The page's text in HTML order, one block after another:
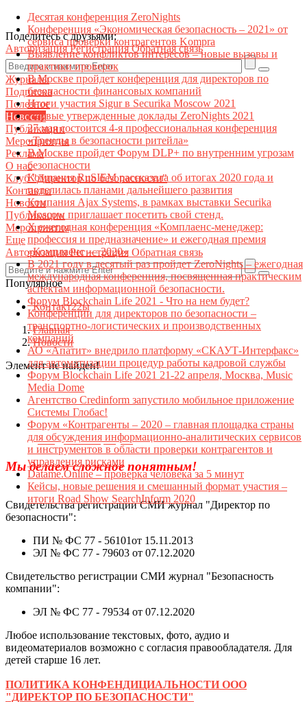
Поделитесь с друзьями:
АвторизацияРегистрацияОбратная связь
Журналы
Подписка
Полезное
Новости
Публикации
Мероприятия
Реклама
О нас
Клуб "Директор по безопасности"
Контакты
Новости
Публикации
Мероприятия
Еще
АвторизацияРегистрация Обратная связь
Популярное
Десятая конференция ZeroNights
Конференция «Экономическая безопасность – 2021» от
сервиса проверки контрагентов Kompra
Выявление конфликтов интересов – новые вызовы и
практики проверок
В Москве пройдет конференция для директоров по
безопасности финансовых компаний
Итоги участия Sigur в Securika Moscow 2021
Первые утвержденные доклады ZeroNights 2021
27 мая состоится 4-я профессиональная конференция
«Тренды в безопасности ритейла»
В Москве пройдет Форум DLP+ по внутренним угрозам
безопасности
Компания RuSIEM рассказала об итогах 2020 года и
поделилась планами дальнейшего развития
Компания Ajax Systems, в рамках выставки Securika
Moscow приглашает посетить свой стенд.
X ежегодная конференция «Комплаенс-менеджер:
профессия и предназначение» и ежегодная премия
«Комплаенс — 2020»
В 2021 году в десятый раз пройдет ZeroNights – ежегодная
международная конференция, посвященная практическим
аспектам информационной безопасности.
Форум Blockchain Life 2021 - Что на нем будет?
Конференции для директоров по безопасности –
транспортно-логистических и производственных
компаний
АО «Апатит» внедрило платформу «СКАУТ-Интерфакс»
для автоматизации процедур работы кадровой службы
Форум Blockchain Life 2021 21-22 апреля, Москва, Music
Media Dome
Агентство Credinform запустило мобильное приложение
Системы Глобас!
Форум «Контрагенты – 2020 – главная площадка страны
для обсуждения информационно-аналитических сервисов
и инструментов в области проверки контрагентов и
управления рисками
Datame.Online – проверка человека за 5 минут
Кейсы, новые решения и смешанный формат участия –
итоги Road Show SearchInform 2020
Контакт22ы
Главная
Новости
Элемент не найден!
Телефон для связи:+7(499)404-21-71
e-mail:info@sec-company.ru
Мы делаем сложное понятным!
Свидетельства регистрации СМИ журнал "Директор по
безопасности":
ПИ № ФС 77 - 56101от 15.11.2013
ЭЛ № ФС 77 - 79603 от 07.12.2020
Свидетельство регистрации СМИ журнал "Безопасность
компании":
ЭЛ № ФС 77 - 79534 от 07.12.2020
Любое использование текстовых, фото, аудио и
видеоматериалов возможно с согласия правообладателя. Для
детей старше 16 лет.
ПОЛИТИКА КОНФЕНДИЦИАЛЬНОСТИ ООО
"ДИРЕКТОР ПО БЕЗОПАСНОСТИ"